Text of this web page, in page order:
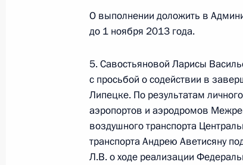
по поручению Президента
руководителя
Александром Шуваевым в
граждан в Москве 10
9 января 2016 года, 16:32
10 декабря 2015 года,
О выполнении доложить в
до 1 ноября 2013 года.
5. Савостьяновой Ларисы
с просьбой о содействии в
Липецке. По результатам
аэропортов и аэродромов
воздушного транспорта
транспорта Андрею Аветисяну
Л.В. о ходе реализации